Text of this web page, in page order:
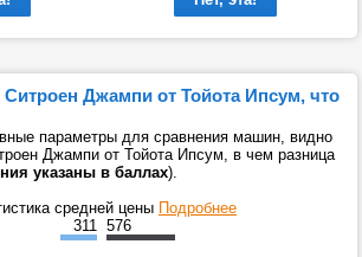
Джампи от Тойота Ипсум, что
параметры для сравнения машин, видно
Джампи от Тойота Ипсум, в чем разница
указаны в баллах).
средней цены Подробнее
311 576